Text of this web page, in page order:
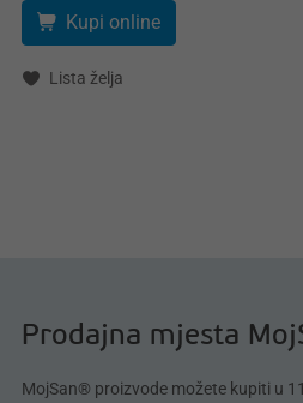
Kupi online
Lista želja
Prodajna mjesta
MojSan® proizvode možete kupiti u